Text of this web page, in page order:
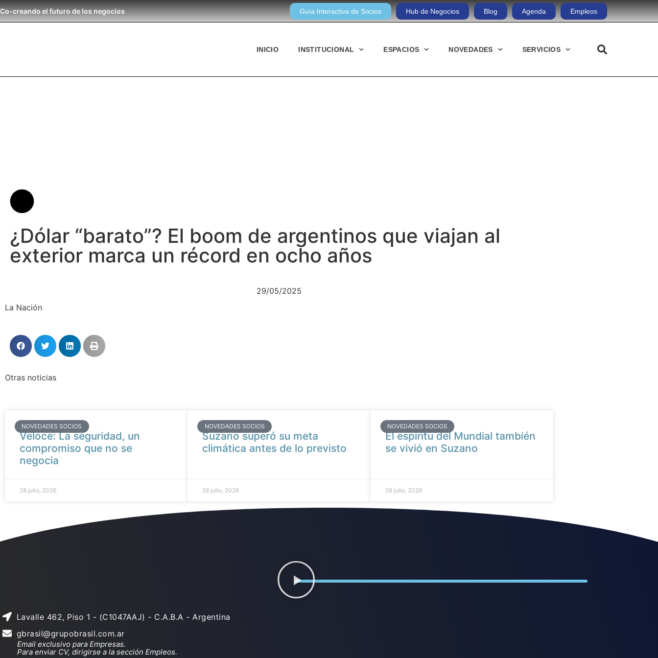
Co-creando el futuro de los negocios Guía Interactiva de Socios Hub de Negocios Blog Agenda Empleos
INICIO INSTITUCIONAL ESPACIOS NOVEDADES SERVICIOS
¿Dólar “barato”? El boom de argentinos que viajan al
exterior marca un récord en ocho años
29/05/2025
La Nación
Otras noticias
NOVEDADES SOCIOS
Veloce: La seguridad, un
compromiso que no se
negocia
28 julio, 2026
NOVEDADES SOCIOS
Suzano superó su meta
climática antes de lo previsto
28 julio, 2026
NOVEDADES SOCIOS
El espíritu del Mundial también
se vivió en Suzano
28 julio, 2026
Lavalle 462, Piso 1 - (C1047AAJ) - C.A.B.A - Argentina
gbrasil@grupobrasil.com.ar
Email exclusivo para Empresas.
Para enviar CV, dirigirse a la sección Empleos.